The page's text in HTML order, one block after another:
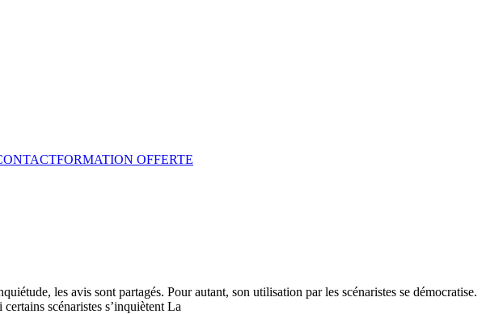
FORMATION OFFERTE
les avis sont partagés. Pour autant, son utilisation par les scénaristes se démocratise.
scénaristes s’inquiètent La